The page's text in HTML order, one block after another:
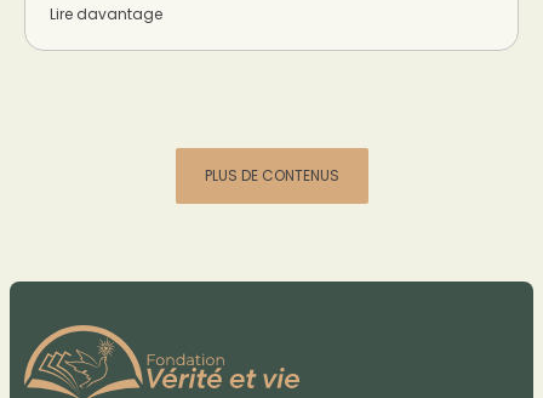
Lire davantage
PLUS DE CONTENUS